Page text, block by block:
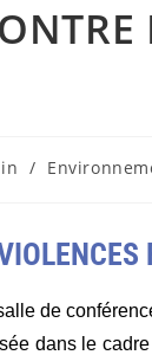
/
de
dans le